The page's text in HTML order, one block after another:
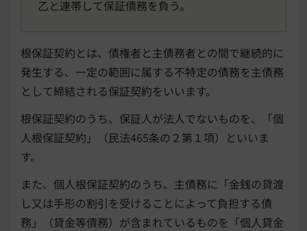
乙と連帯して保証債務を負う。
根保証契約とは、債権者と主債務者との間で継続的に
発生する、一定の範囲に属する不特定の債務を主債務
として締結される保証契約をいいます。
根保証契約のうち、保証人が法人でないものを、「個
人根保証契約」（民法465条の２第１項）といいま
す。
また、個人根保証契約のうち、主債務に「金銭の貸渡
し又は手形の割引を受けることによって負担する債
務」（貸金等債務）が含まれているものを「個人貸金